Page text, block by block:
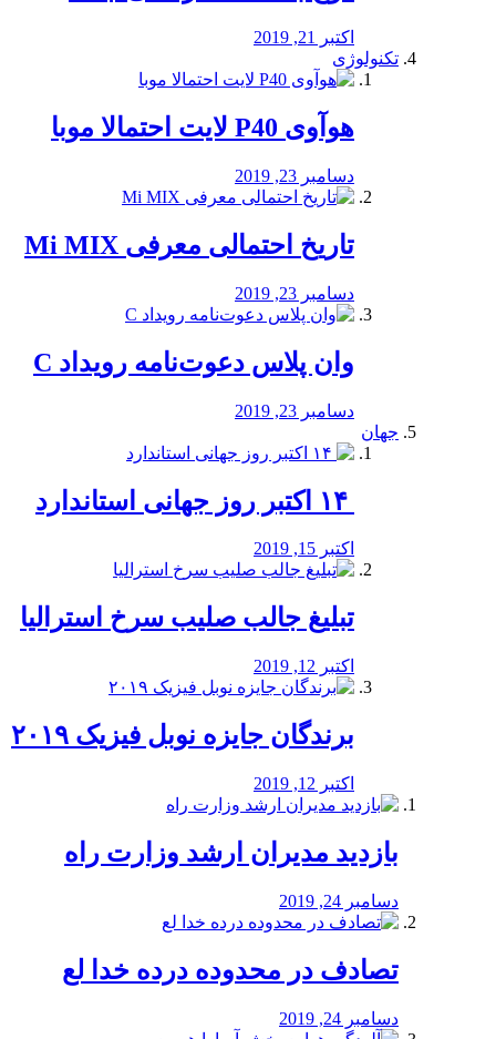
اکتبر 21, 2019
تکنولوژی
هوآوی P40 لایت احتمالا موبا
دسامبر 23, 2019
تاریخ احتمالی معرفی Mi MIX
دسامبر 23, 2019
وان پلاس دعوت‌نامه رویداد C
دسامبر 23, 2019
جهان
اکتبر 15, 2019
تبلیغ جالب صلیب سرخ استرالیا
اکتبر 12, 2019
برندگان جایزه نوبل فیزیک ۲۰۱۹
اکتبر 12, 2019
بازدید مدیران ارشد وزارت راه
دسامبر 24, 2019
تصادف در محدوده درده خدا لع
دسامبر 24, 2019